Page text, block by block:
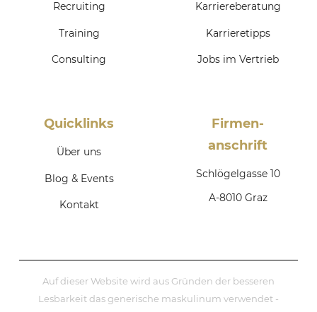
Recruiting
Training
Consulting
Karriereberatung
Karrieretipps
Jobs im Vertrieb
Quicklinks
Über uns
Blog & Events
Kontakt
Firmen­
anschrift
Schlögelgasse 10
A-8010 Graz
Auf dieser Website wird aus Gründen der besseren
Lesbarkeit das generische maskulinum verwendet -